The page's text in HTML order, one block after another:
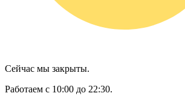
Сейчас мы закрыты.
Работаем с 10:00 до 22:30.